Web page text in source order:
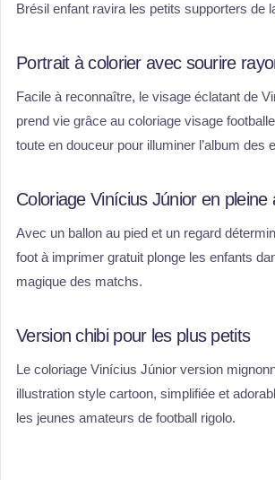
Brésil enfant ravira les petits supporters de
Portrait à colorier avec sourire
Facile à reconnaître, le visage éclatant de
prend vie grâce au coloriage visage
toute en douceur pour illuminer l’album des
Coloriage Vinícius Júnior en pleine
Avec un ballon au pied et un regard
foot à imprimer gratuit plonge les enfants
magique des matchs.
Version chibi pour les plus petits
Le coloriage Vinícius Júnior version
illustration style cartoon, simplifiée et
les jeunes amateurs de football rigolo.